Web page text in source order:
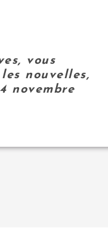
vous
nouvelles,
novembre